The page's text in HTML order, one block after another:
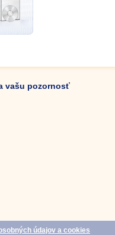
vašu pozornosť
údajov a cookies